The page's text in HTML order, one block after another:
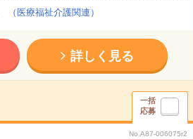
医療福祉介護関連）
詳しく見る
一括
応募
No.A87-006075r2